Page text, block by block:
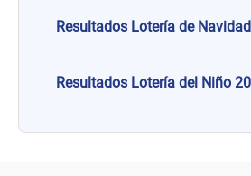
Resultados Lotería de
Resultados Lotería del Niño